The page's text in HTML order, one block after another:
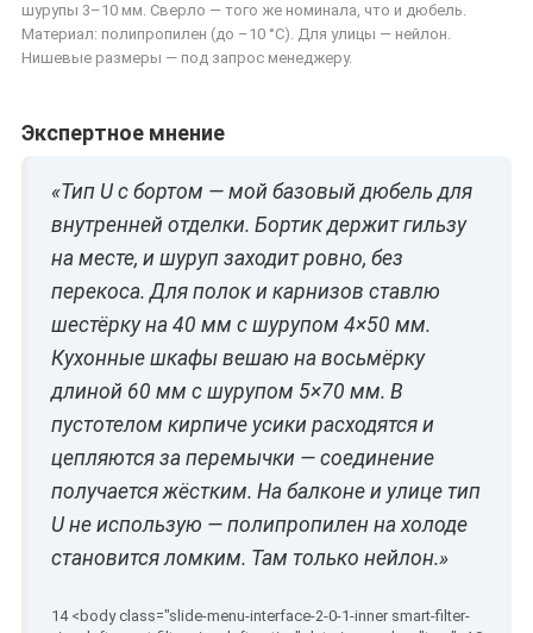
шурупы 3–10 мм. Сверло — того же номинала, что и дюбель.
Материал: полипропилен (до –10 °C). Для улицы — нейлон.
Нишевые размеры — под запрос менеджеру.
Экспертное мнение
«Тип U с бортом — мой базовый дюбель для
внутренней отделки. Бортик держит гильзу
на месте, и шуруп заходит ровно, без
перекоса. Для полок и карнизов ставлю
шестёрку на 40 мм с шурупом 4×50 мм.
Кухонные шкафы вешаю на восьмёрку
длиной 60 мм с шурупом 5×70 мм. В
пустотелом кирпиче усики расходятся и
цепляются за перемычки — соединение
получается жёстким. На балконе и улице тип
U не использую — полипропилен на холоде
становится ломким. Там только нейлон.»